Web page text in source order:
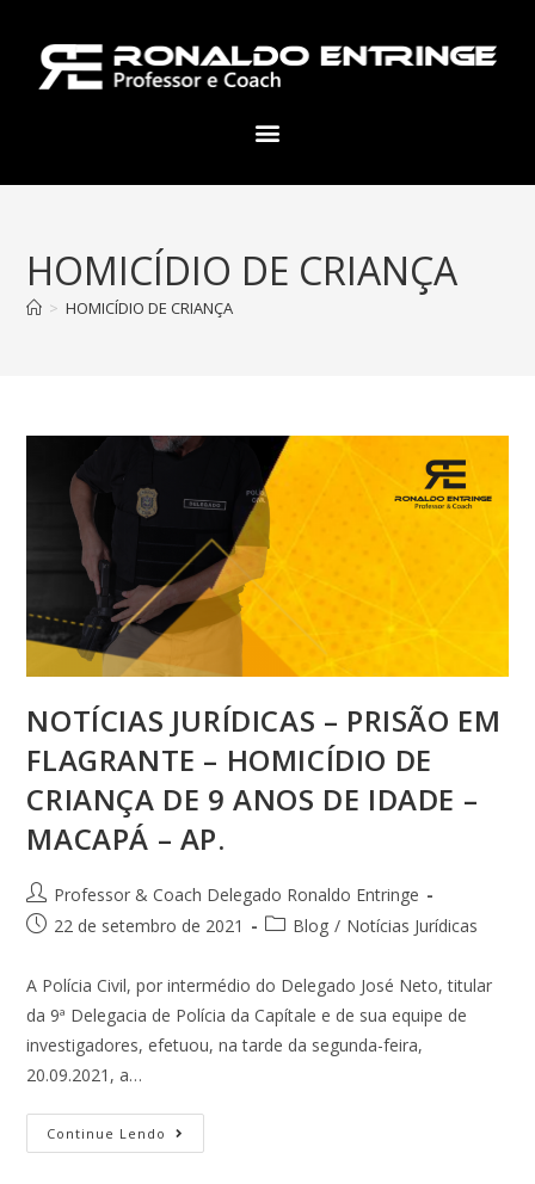
HOMICÍDIO DE CRIANÇA
> HOMICÍDIO DE CRIANÇA
NOTÍCIAS JURÍDICAS – PRISÃO EM
FLAGRANTE – HOMICÍDIO DE
CRIANÇA DE 9 ANOS DE IDADE –
MACAPÁ – AP.
Professor & Coach Delegado Ronaldo Entringe
22 de setembro de 2021
Blog / Notícias Jurídicas
A Polícia Civil, por intermédio do Delegado José Neto, titular
da 9ª Delegacia de Polícia da Capítale e de sua equipe de
investigadores, efetuou, na tarde da segunda-feira,
20.09.2021, a…
Continue Lendo